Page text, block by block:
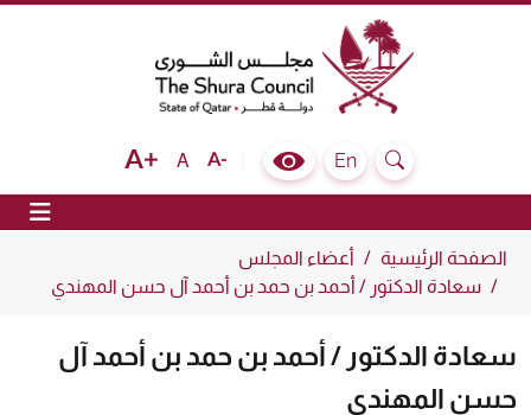
The Shura Council State of Qatar
Search
En
Colour Contrast Selector
Text size bigger
AText size normal
Text size smaller
الصفحة الرئيسية
أعضاء المجلس
سعادة الدكتور / أحمد بن حمد بن أحمد آل حسن المهندي
سعادة الدكتور / أحمد بن حمد بن أحمد آل
حسن المهندي